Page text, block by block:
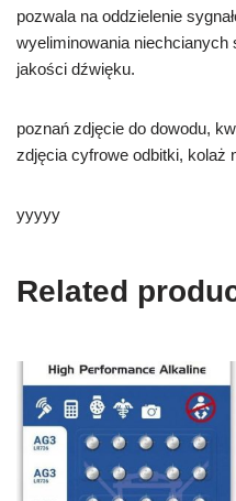
pozwala na oddzielenie
wyeliminowania
jakości dźwięku.
poznań zdjęcie do dowodu,
zdjęcia cyfrowe odbitki, kolaż
yyyyy
Related